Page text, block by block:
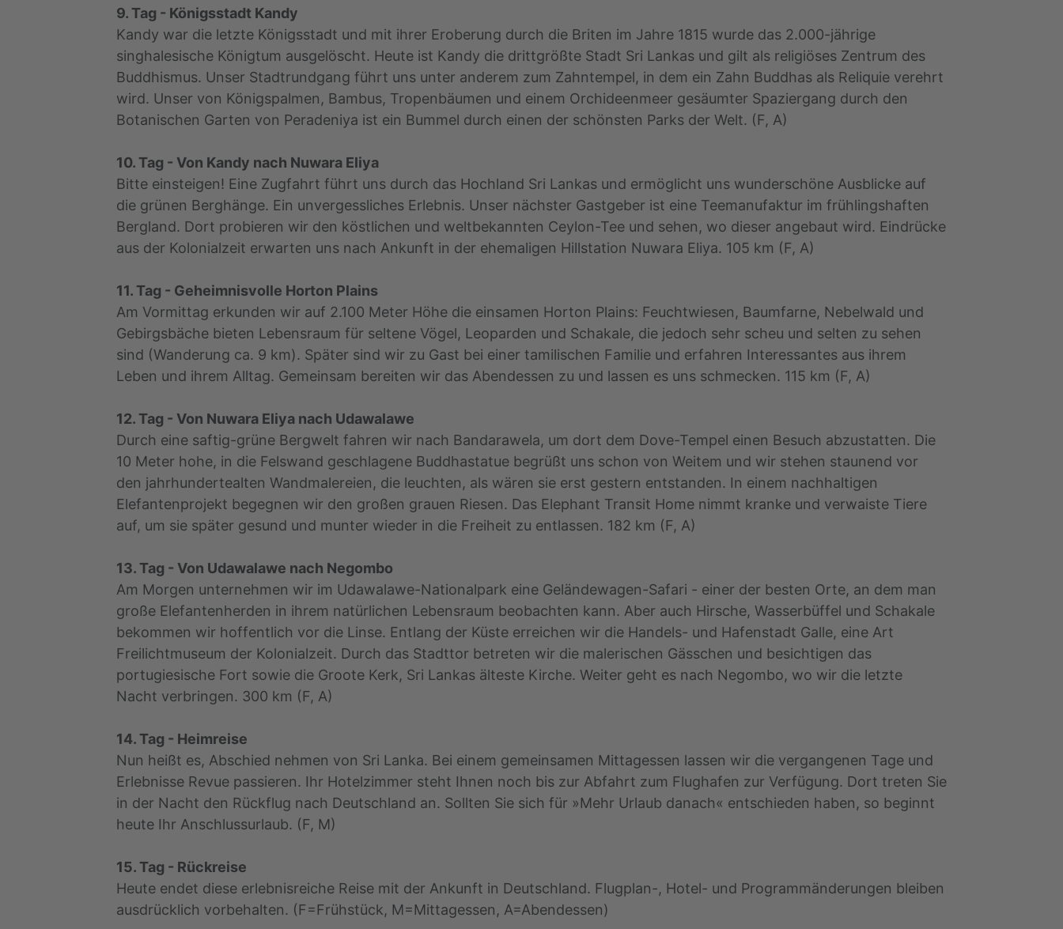
9. Tag - Königsstadt Kandy
Kandy war die letzte Königsstadt und mit ihrer Eroberung durch die Briten im Jahre 1815 wurde das 2.000-jährige
singhalesische Königtum ausgelöscht. Heute ist Kandy die drittgrößte Stadt Sri Lankas und gilt als religiöses Zentrum des
Buddhismus. Unser Stadtrundgang führt uns unter anderem zum Zahntempel, in dem ein Zahn Buddhas als Reliquie verehrt
wird. Unser von Königspalmen, Bambus, Tropenbäumen und einem Orchideenmeer gesäumter Spaziergang durch den
Botanischen Garten von Peradeniya ist ein Bummel durch einen der schönsten Parks der Welt. (F, A)
10. Tag - Von Kandy nach Nuwara Eliya
Bitte einsteigen! Eine Zugfahrt führt uns durch das Hochland Sri Lankas und ermöglicht uns wunderschöne Ausblicke auf
die grünen Berghänge. Ein unvergessliches Erlebnis. Unser nächster Gastgeber ist eine Teemanufaktur im frühlingshaften
Bergland. Dort probieren wir den köstlichen und weltbekannten Ceylon-Tee und sehen, wo dieser angebaut wird. Eindrücke
aus der Kolonialzeit erwarten uns nach Ankunft in der ehemaligen Hillstation Nuwara Eliya. 105 km (F, A)
11. Tag - Geheimnisvolle Horton Plains
Am Vormittag erkunden wir auf 2.100 Meter Höhe die einsamen Horton Plains: Feuchtwiesen, Baumfarne, Nebelwald und
Gebirgsbäche bieten Lebensraum für seltene Vögel, Leoparden und Schakale, die jedoch sehr scheu und selten zu sehen
sind (Wanderung ca. 9 km). Später sind wir zu Gast bei einer tamilischen Familie und erfahren Interessantes aus ihrem
Leben und ihrem Alltag. Gemeinsam bereiten wir das Abendessen zu und lassen es uns schmecken. 115 km (F, A)
12. Tag - Von Nuwara Eliya nach Udawalawe
Durch eine saftig-grüne Bergwelt fahren wir nach Bandarawela, um dort dem Dove-Tempel einen Besuch abzustatten. Die
10 Meter hohe, in die Felswand geschlagene Buddhastatue begrüßt uns schon von Weitem und wir stehen staunend vor
den jahrhundertealten Wandmalereien, die leuchten, als wären sie erst gestern entstanden. In einem nachhaltigen
Elefantenprojekt begegnen wir den großen grauen Riesen. Das Elephant Transit Home nimmt kranke und verwaiste Tiere
auf, um sie später gesund und munter wieder in die Freiheit zu entlassen. 182 km (F, A)
13. Tag - Von Udawalawe nach Negombo
Am Morgen unternehmen wir im Udawalawe-Nationalpark eine Geländewagen-Safari - einer der besten Orte, an dem man
große Elefantenherden in ihrem natürlichen Lebensraum beobachten kann. Aber auch Hirsche, Wasserbüffel und Schakale
bekommen wir hoffentlich vor die Linse. Entlang der Küste erreichen wir die Handels- und Hafenstadt Galle, eine Art
Freilichtmuseum der Kolonialzeit. Durch das Stadttor betreten wir die malerischen Gässchen und besichtigen das
portugiesische Fort sowie die Groote Kerk, Sri Lankas älteste Kirche. Weiter geht es nach Negombo, wo wir die letzte
Nacht verbringen. 300 km (F, A)
14. Tag - Heimreise
Nun heißt es, Abschied nehmen von Sri Lanka. Bei einem gemeinsamen Mittagessen lassen wir die vergangenen Tage und
Erlebnisse Revue passieren. Ihr Hotelzimmer steht Ihnen noch bis zur Abfahrt zum Flughafen zur Verfügung. Dort treten Sie
in der Nacht den Rückflug nach Deutschland an. Sollten Sie sich für »Mehr Urlaub danach« entschieden haben, so beginnt
heute Ihr Anschlussurlaub. (F, M)
15. Tag - Rückreise
Heute endet diese erlebnisreiche Reise mit der Ankunft in Deutschland. Flugplan-, Hotel- und Programmänderungen bleiben
ausdrücklich vorbehalten. (F=Frühstück, M=Mittagessen, A=Abendessen)